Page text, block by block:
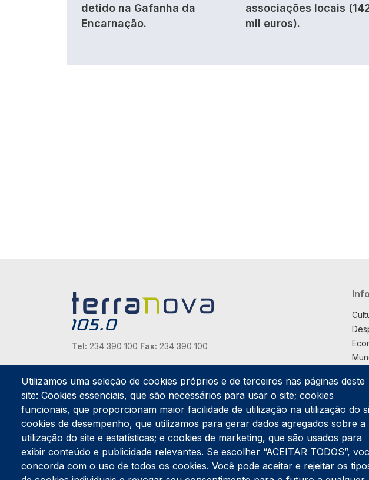
detido na Gafanha da
Encarnação.
associações locais
mil euros).
Tel: 234 390 100 Fax: 234 390 100
Endereço Postal
Apartado 42
Rua Gil Eanes 31
3834-908 Gafanha da Nazaré
Estúdios
Rua Prior Guerra
Edifício do Centro Cultural da Gafanha da Nazaré
3830-556 Gafanha da Nazaré
País
Pub
Utilizamos uma seleção de cookies próprios e de terceiros nas páginas deste
site: Cookies essenciais, que são necessários para usar o site; cookies
funcionais, que proporcionam maior facilidade de utilização na utilização do
cookies de desempenho, que utilizamos para gerar dados agregados sobre a
utilização do site e estatísticas; e cookies de marketing, que são usados para
exibir conteúdo e publicidade relevantes. Se escolher “ACEITAR TODOS”,
concorda com o uso de todos os cookies. Você pode aceitar e rejeitar os